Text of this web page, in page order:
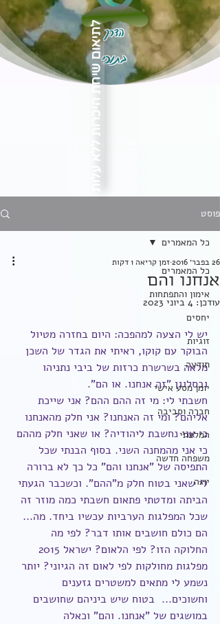
הדרך
בתוכילתיאום שיחת היכרות ללא עלות
פוסט
כל המאמרים
אימון והתפתחות
יחסים
זוגיות
תודעה
יומן מסע אישי
חברה וסביבה
המלצתי
משפחה חדשה
יוגה
כל המאמרים
אנחנו והם
26 בפבר׳ 2016 זמן קריאה 1 דקות
עודכן: 4 ביוני 2023
יש לי הצעה למהפכה: היום בחזרה מטיול
הבוקר עם קוקו, ראיתי את הגדר של השכן
מלאה בשרשרת כרזות של ביבי נתניהו
ובסלוגן "זה אנחנו. או הם".
חשבתי לי: מי זה ההם ההם? אני שייכת
אליהם? ומי זה האנחנו? אני חלק מהאנחנו
כי אני נחשבת ליהודיה? או שאני חלק מההם
כי אני מהמחנה השני. בסוף הבנתי שכל
התפיסה של "אנחנו והם" כל כך לא ברורה
לי שאני בטוח חלק מ"ההם". וכשכבר הגעתי
הביתה ומדטתי פתאום חשבתי כמה מוזר זה
שכל המפלגות הערביות עכשיו ביחד. מה...
הם כולם חושבים אותו דבר? לפי מה
מפלגות מחולקות לפי לאום זה הגיוני? יותר
נשמע לי מתאים למשטרים גזענים
וחשוכים...  בטוח שיש ביניהם שחושבים
במושגים של "אנחנו. והם" וכאלה